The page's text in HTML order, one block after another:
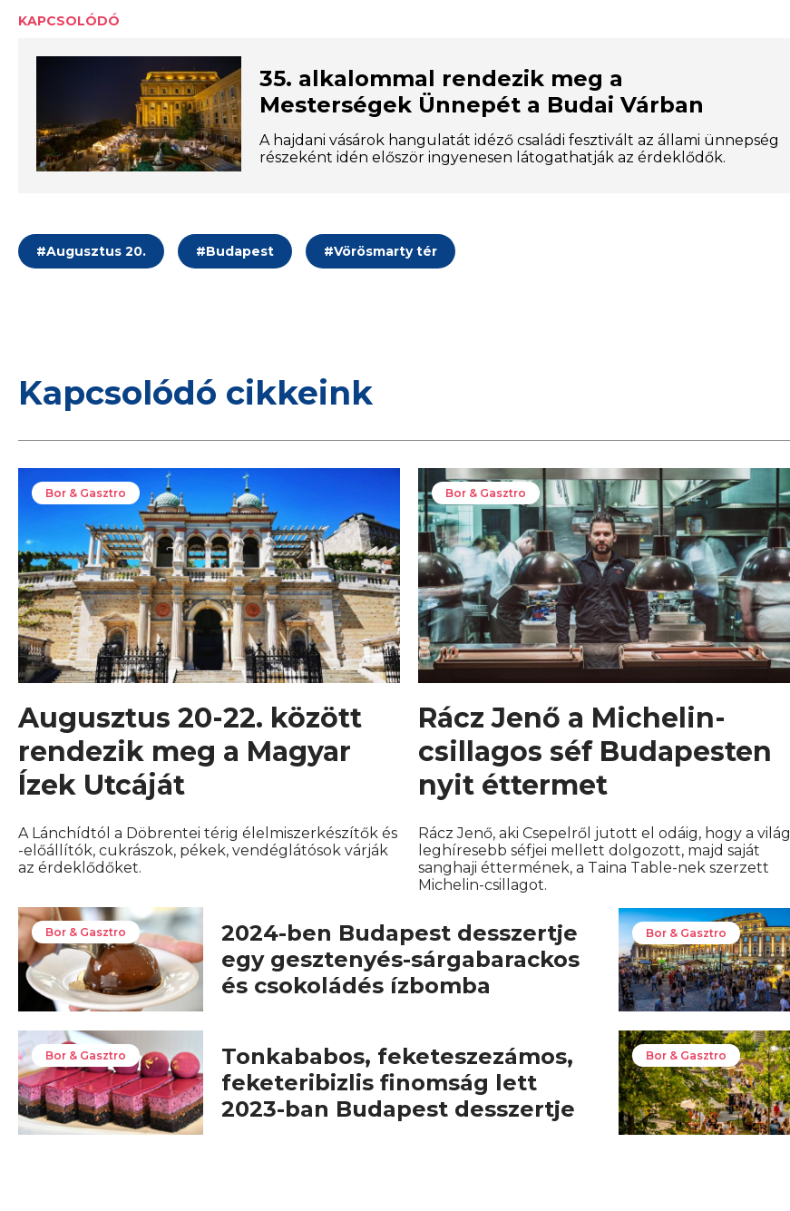
KAPCSOLÓDÓ
35. alkalommal rendezik meg a
Mesterségek Ünnepét a Budai Várban
A hajdani vásárok hangulatát idéző családi fesztivált az állami ünnepség
részeként idén először ingyenesen látogathatják az érdeklődők.
#Augusztus 20. #Budapest #Vörösmarty tér
Kapcsolódó cikkeink
Bor & Gasztro
Augusztus 20-22. között
rendezik meg a Magyar
Ízek Utcáját
A Lánchídtól a Döbrentei térig élelmiszerkészítők és
-előállítók, cukrászok, pékek, vendéglátósok várják
az érdeklődőket.
Bor & Gasztro
Rácz Jenő a Michelin-
csillagos séf Budapesten
nyit éttermet
Rácz Jenő, aki Csepelről jutott el odáig, hogy a világ
leghíresebb séfjei mellett dolgozott, majd saját
sanghaji éttermének, a Taina Table-nek szerzett
Michelin-csillagot.
Bor & Gasztro
2024-ben Budapest desszertje
egy gesztenyés-sárgabarackos
és csokoládés ízbomba
Bor & Gasztro
Bor & Gasztro
Tonkababos, feketeszezámos,
feketeribizlis finomság lett
2023-ban Budapest desszertje
Bor & Gasztro